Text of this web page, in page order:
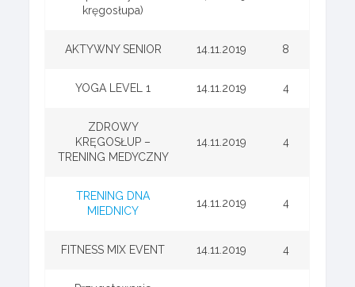
kręgosłupa)
AKTYWNY SENIOR 14.11.2019 8
YOGA LEVEL 1 14.11.2019 4
ZDROWY
KRĘGOSŁUP –
TRENING MEDYCZNY
14.11.2019 4
TRENING DNA
MIEDNICY
14.11.2019 4
FITNESS MIX EVENT 14.11.2019 4